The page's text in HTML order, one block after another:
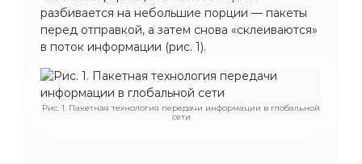
разбивается на небольшие порции — пакеты
перед отправкой, а затем снова «склеиваются»
в поток информации (рис. 1).
Рис. 1. Пакетная технология передачи информации в глобальной
сети